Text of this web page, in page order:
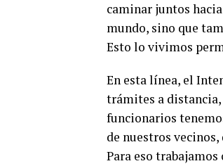
caminar juntos
mundo, sino que
Esto lo vivimos
En esta línea, el
trámites a distancia,
funcionarios
de nuestros
Para eso